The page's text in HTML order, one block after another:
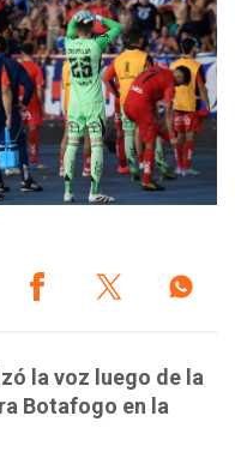
la voz luego de la
Botafogo en la